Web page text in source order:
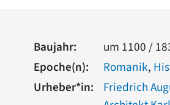
Baujahr:
um 1100 /
Epoche(n):
Romanik,
Urheber*in:
Friedrich